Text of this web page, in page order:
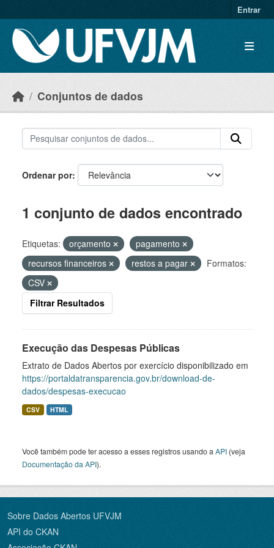
Entrar
Conjuntos de dados
Ordenar por
1 conjunto de dados encontrado
Etiquetas: orçamento
pagamento
recursos financeiros
restos a pagar
Formatos:
CSV
Filtrar Resultados
Execução das Despesas Públicas
Extrato de Dados Abertos por exercício disponibilizado em
https://portaldatransparencia.gov.br/download-de-
dados/despesas-execucao
CSV HTML
Você também pode ter acesso a esses registros usando a API (veja
Documentação da API).
Sobre Dados Abertos UFVJM
API do CKAN